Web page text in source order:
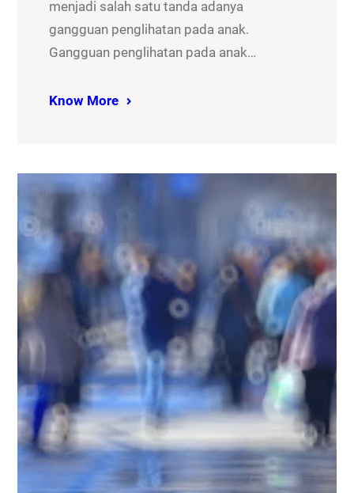
menjadi salah satu tanda adanya
gangguan penglihatan pada anak.
Gangguan penglihatan pada anak…
Know More